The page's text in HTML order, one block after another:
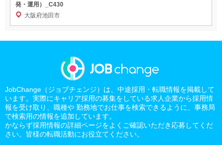
発・運用）_C430
大阪府池田市
JobChange（ジョブチェンジ）は、中途採用・転職情報を掲載して
います。実際にキャリア採用の募集をしている求人企業から採用情
報を受け取り、職種や 勤務地でお仕事を検索できるように、事務局
で検索用の情報を追加しています。
かならず採用情報の詳細ページをよくご確認いただき応募してくだ
さい。皆様の転職活動にお役立てください。